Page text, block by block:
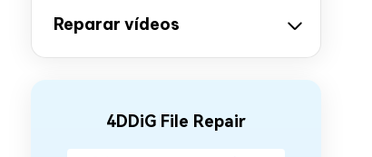
Reparar vídeos
4DDiG File Repair